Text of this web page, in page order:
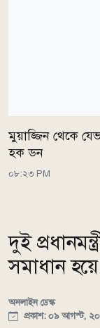
মুয়াজ্জিন থেকে
হক ডন
০৮:২৩ PM
দুই
সমাধান হয়ে
অনলাইন ডেস্ক
প্রকাশ: ০৯ আগস্ট,